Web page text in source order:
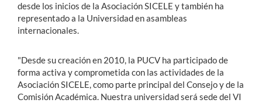
desde los inicios de la Asociación SICELE y también ha
representado a la Universidad en asambleas
internacionales.
"Desde su creación en 2010, la PUCV ha participado de
forma activa y comprometida con las actividades de la
Asociación SICELE, como parte principal del Consejo y de la
Comisión Académica. Nuestra universidad será sede del VI